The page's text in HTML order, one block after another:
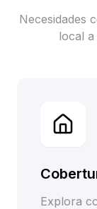
Necesidades
local
Explora